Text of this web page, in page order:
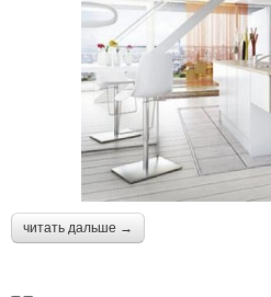
читать дальше →